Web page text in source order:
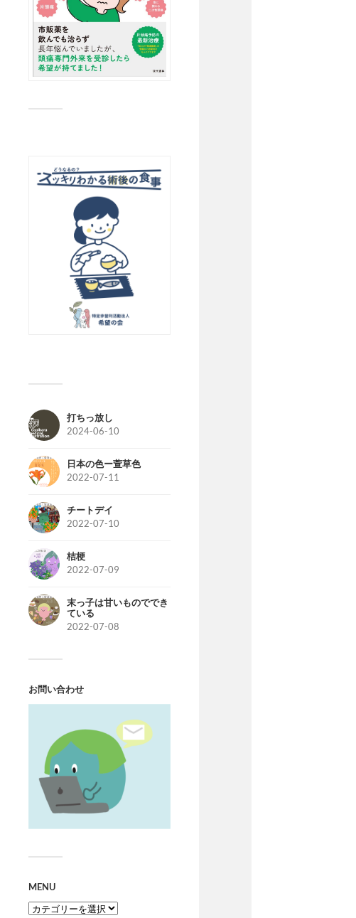
打ちっ放し
2024-06-10
日本の色ー萱草色
2022-07-11
チートデイ
2022-07-10
桔梗
2022-07-09
末っ子は甘いものででき
ている
2022-07-08
お問い合わせ
MENU